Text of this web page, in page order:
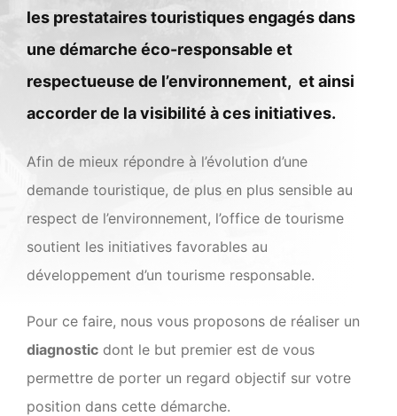
les prestataires touristiques engagés dans
une démarche éco-responsable et
respectueuse de l’environnement, et ainsi
accorder de la visibilité à ces initiatives.
Afin de mieux répondre à l’évolution d’une
demande touristique, de plus en plus sensible au
respect de l’environnement, l’office de tourisme
soutient les initiatives favorables au
développement d’un tourisme responsable.
Pour ce faire, nous vous proposons de réaliser un
diagnostic dont le but premier est de vous
permettre de porter un regard objectif sur votre
position dans cette démarche.